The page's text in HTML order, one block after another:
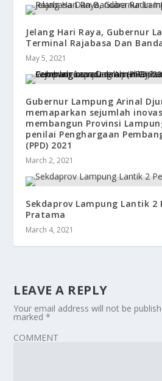
Jelang Hari Raya, Gubernur
Terminal Rajabasa Dan
May 5, 2021
Gubernur Lampung Arinal
memaparkan sejumlah
membangun Provinsi
penilai Penghargaan
(PPD) 2021
March 2, 2021
Sekdaprov Lampung Lantik 2
Pratama
March 4, 2021
LEAVE A REPLY
Your email address will not be
marked*
COMMENT